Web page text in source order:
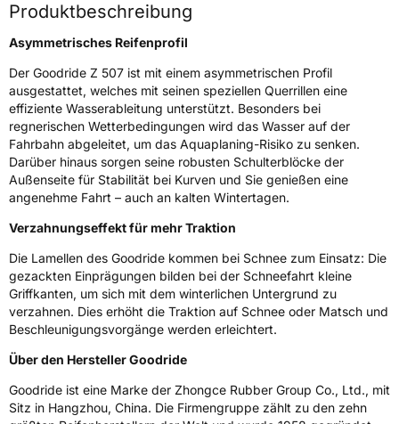
ZustandNeureifen
M+SJa
VerstärktXL
FelgenschutzFR
EU Label
EffizienzC
NasshaftungC
Rollgeräusch (Klasse)
Rollgeräusch (dB)72
Fahrzeugklasse C1
Produktbeschreibung
Asymmetrisches Reifenprofil
Der Goodride Z 507 ist mit einem asymmetrischen Profil
ausgestattet, welches mit seinen speziellen Querrillen eine
effiziente Wasserableitung unterstützt. Besonders bei
regnerischen Wetterbedingungen wird das Wasser auf der
Fahrbahn abgeleitet, um das Aquaplaning-Risiko zu senken.
Darüber hinaus sorgen seine robusten Schulterblöcke der
Außenseite für Stabilität bei Kurven und Sie genießen eine
angenehme Fahrt – auch an kalten Wintertagen.
Verzahnungseffekt für mehr Traktion
Die Lamellen des Goodride kommen bei Schnee zum Einsatz: Die
gezackten Einprägungen bilden bei der Schneefahrt kleine
Griffkanten, um sich mit dem winterlichen Untergrund zu
verzahnen. Dies erhöht die Traktion auf Schnee oder Matsch und
Beschleunigungsvorgänge werden erleichtert.
Über den Hersteller Goodride
Goodride ist eine Marke der Zhongce Rubber Group Co., Ltd., mit
Sitz in Hangzhou, China. Die Firmengruppe zählt zu den zehn